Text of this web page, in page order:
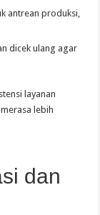
antrean produksi,
dicek ulang agar
layanan
lebih
dan